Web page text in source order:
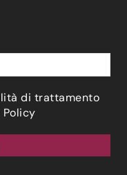
di trattamento
Policy